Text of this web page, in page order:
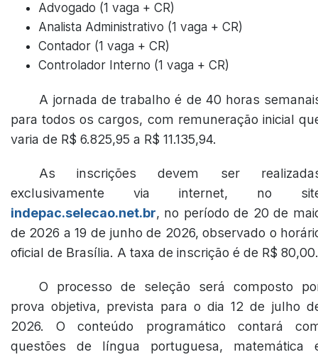
Advogado (1 vaga + CR)
Analista Administrativo (1 vaga + CR)
Contador (1 vaga + CR)
Controlador Interno (1 vaga + CR)
A jornada de trabalho é de 40 horas
para todos os cargos, com remuneração inicial
varia de R$ 6.825,95 a R$ 11.135,94.
As inscrições devem ser
exclusivamente via internet, no
indepac.selecao.net.br, no período de 20 de
de 2026 a 19 de junho de 2026, observado o
oficial de Brasília. A taxa de inscrição é de R$ 80,00.
O processo de seleção será composto
prova objetiva, prevista para o dia 12 de julho
2026. O conteúdo programático contará
questões de língua portuguesa, matemática